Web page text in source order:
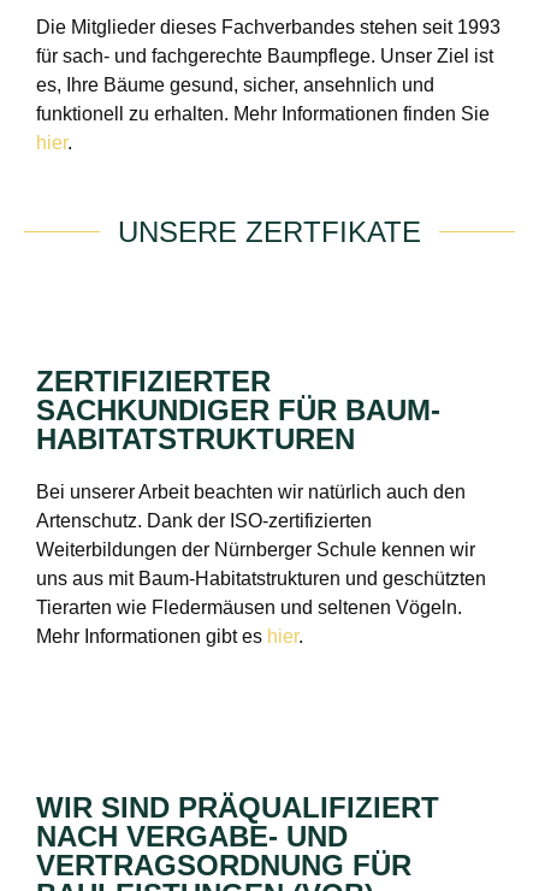
Die Mitglieder dieses Fachverbandes stehen seit 1993
für sach- und fachgerechte Baumpflege. Unser Ziel ist
es, Ihre Bäume gesund, sicher, ansehnlich und
funktionell zu erhalten. Mehr Informationen finden Sie
hier.
UNSERE ZERTFIKATE
ZERTIFIZIERTER
SACHKUNDIGER FÜR BAUM-
HABITATSTRUKTUREN
Bei unserer Arbeit beachten wir natürlich auch den
Artenschutz. Dank der ISO-zertifizierten
Weiterbildungen der Nürnberger Schule kennen wir
uns aus mit Baum-Habitatstrukturen und geschützten
Tierarten wie Fledermäusen und seltenen Vögeln.
Mehr Informationen gibt es hier.
WIR SIND PRÄQUALIFIZIERT
NACH VERGABE- UND
VERTRAGSORDNUNG FÜR